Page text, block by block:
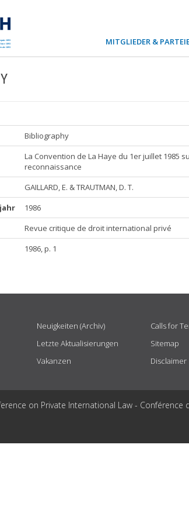
MITGLIEDER &
Bibliography
La Convention de La Haye du 1er juillet 1985
reconnaissance
GAILLARD, E. & TRAUTMAN, D. T.
1986
Revue critique de droit international privé
1986, p. 1
Neuigkeiten (Archiv)
Letzte Aktualisierungen
Vakanzen
Calls for
Sitemap
Disclaimer
on Private International Law -